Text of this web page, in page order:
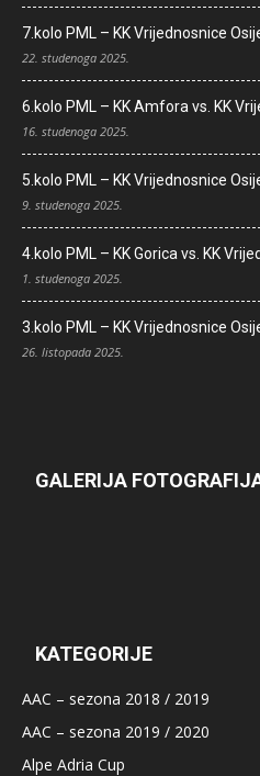
7.kolo PML – KK Vrijednosnice
22. studenoga 2025.
6.kolo PML – KK Amfora vs. KK
16. studenoga 2025.
5.kolo PML – KK Vrijednosnice
9. studenoga 2025.
4.kolo PML – KK Gorica vs. KK
1. studenoga 2025.
3.kolo PML – KK Vrijednosnice
26. listopada 2025.
GALERIJA
KATEGORIJE
AAC – sezona 2018 / 2019
AAC – sezona 2019 / 2020
Alpe Adria Cup